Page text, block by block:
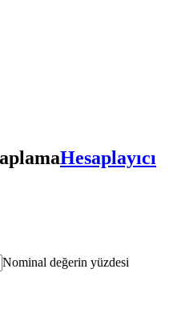
Hesaplayıcı
Nominal değerin yüzdesi